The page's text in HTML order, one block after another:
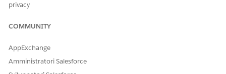
QUESTO ARTICOLO HA RISOLTO IL PROBLEMA?
privacy
COMMUNITY
AppExchange
Amministratori Salesforce